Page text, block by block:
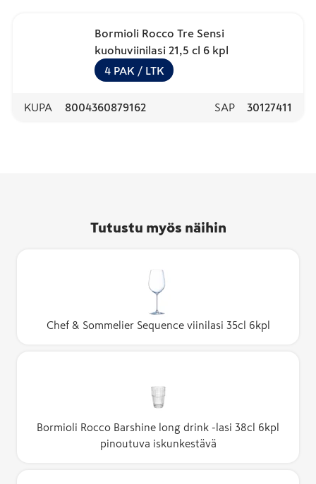
Bormioli Rocco Tre Sensi
kuohuviinilasi 21,5 cl 6 kpl
4 PAK / LTK
KUPA 8004360879162 SAP 30127411
Tutustu myös näihin
Chef & Sommelier Sequence viinilasi 35cl 6kpl
Bormioli Rocco Barshine long drink -lasi 38cl 6kpl
pinoutuva iskunkestävä